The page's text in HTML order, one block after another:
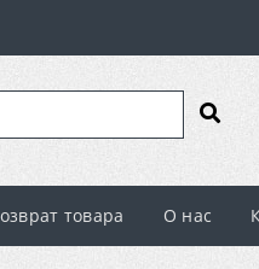
товара О нас